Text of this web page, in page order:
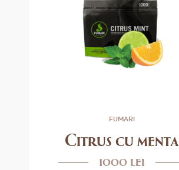
FUMARI
Citrus cu menta
1000 lei